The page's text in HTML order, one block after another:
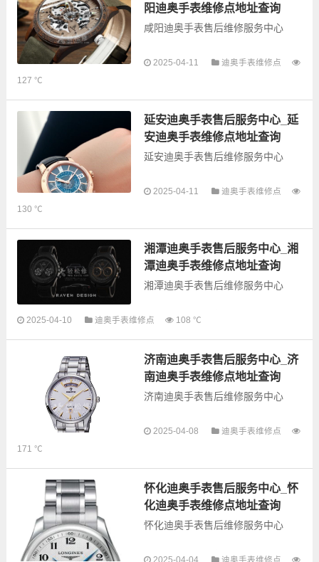
阳迪奥手表维修点地址查询
咸阳迪奥手表售后维修服务中心
息，可以为您提供迪奥全型号手表
的故障检测维修，手表保养等业
务，为了享受优质...
2025-04-11
迪奥手表维修点
127 ℃
延安迪奥手表售后服务中心_延
安迪奥手表维修点地址查询
延安迪奥手表售后维修服务中心
以下是古锋网为您整理的延安迪奥
的故障检测维修，手表保养等业
务，为了享受优质的...
2025-04-11
迪奥手表维修点
130 ℃
湘潭迪奥手表售后服务中心_湘
潭迪奥手表维修点地址查询
湘潭迪奥手表售后维修服务中心
以下是古锋网为您整理的湘潭迪奥
的故障检测维修，手表保养等业
务，为了享受优质的...
2025-04-10 迪奥手表维修点 108 ℃
济南迪奥手表售后服务中心_济
南迪奥手表维修点地址查询
济南迪奥手表售后维修服务中心
以下是古锋网为您整理的济南迪奥
的故障检测维修，手表保养等业
务，为了享受优质的...
2025-04-08
迪奥手表维修点
171 ℃
怀化迪奥手表售后服务中心_怀
化迪奥手表维修点地址查询
怀化迪奥手表售后维修服务中心
以下是古锋网为您整理的怀化迪奥
2025-04-04 迪奥手表维修点